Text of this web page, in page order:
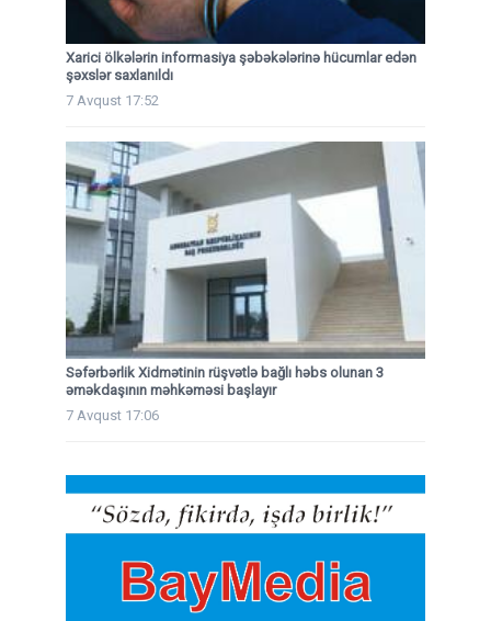
Xarici ölkələrin informasiya şəbəkələrinə hücumlar edən
şəxslər saxlanıldı
7 Avqust 17:52
Səfərbərlik Xidmətinin rüşvətlə bağlı həbs olunan 3
əməkdaşının məhkəməsi başlayır
7 Avqust 17:06